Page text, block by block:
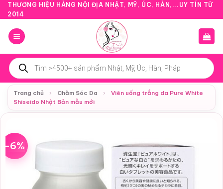
Bỏ
qua
nội
dung
THƯƠNG HIỆU HÀNG NỘI ĐỊA NHẬT, MỸ, ÚC, HÀN,...UY TÍN TỪ
2014
Tìm
kiếm
sản
phẩm
Trang chủ
› Chăm Sóc Da ›
Viên uống trắng da Pure White
Shiseido Nhật Bản mẫu mới
-6%